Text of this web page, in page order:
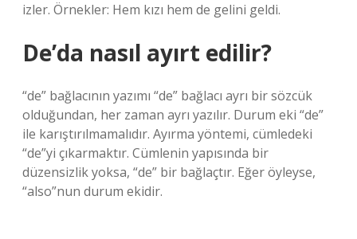
izler. Örnekler: Hem kızı hem de gelini geldi.
De’da nasıl ayırt edilir?
“de” bağlacının yazımı “de” bağlacı ayrı bir sözcük
olduğundan, her zaman ayrı yazılır. Durum eki “de”
ile karıştırılmamalıdır. Ayırma yöntemi, cümledeki
“de”yi çıkarmaktır. Cümlenin yapısında bir
düzensizlik yoksa, “de” bir bağlaçtır. Eğer öyleyse,
“also”nun durum ekidir.